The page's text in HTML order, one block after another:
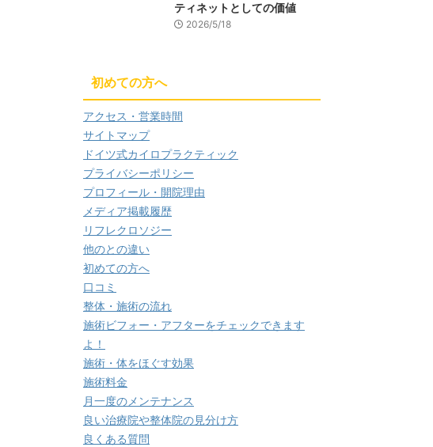
ティネットとしての価値
2026/5/18
初めての方へ
アクセス・営業時間
サイトマップ
ドイツ式カイロプラクティック
プライバシーポリシー
プロフィール・開院理由
メディア掲載履歴
リフレクロソジー
他のとの違い
初めての方へ
口コミ
整体・施術の流れ
施術ビフォー・アフターをチェックできます
よ！
施術・体をほぐす効果
施術料金
月一度のメンテナンス
良い治療院や整体院の見分け方
良くある質問